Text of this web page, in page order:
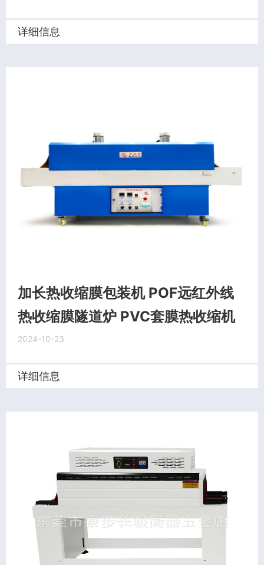
详细信息
加长热收缩膜包装机 POF远红外线
热收缩膜隧道炉 PVC套膜热收缩机
2024-10-23
详细信息